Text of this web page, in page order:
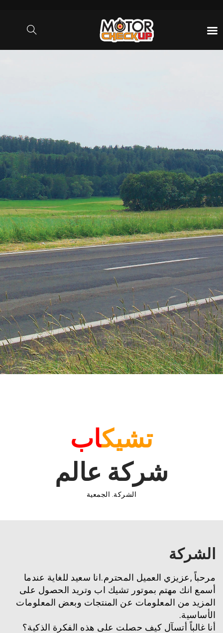
تشيكاب
شركة عالم
الشركة. الجمعية
الشركة
مرحباً ,عزيزي العميل المحترم.انا سعيد للغاية عندما
أسمع انك مهتم بموتور تشيك اب وتريد الحصول على
المزيد من المعلومات عن المنتجات وبعض المعلومات
الأساسية.
أنا غالباً أتسآل كيف حصلت على هذه الفكرة الذكية؟